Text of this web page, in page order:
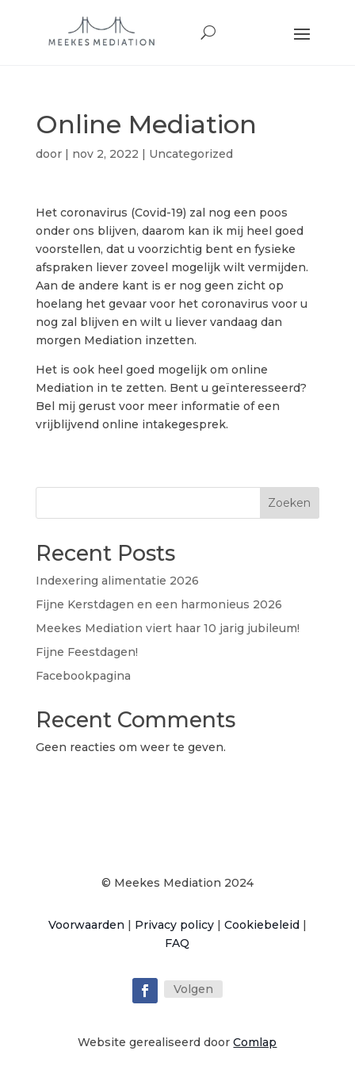
Online Mediation
door nov 2, 2022 Uncategorized
Het coronavirus (Covid-19) zal nog een poos
onder ons blijven, daarom kan ik mij heel goed
voorstellen, dat u voorzichtig bent en fysieke
afspraken liever zoveel mogelijk wilt vermijden.
Aan de andere kant is er nog geen zicht op
hoelang het gevaar voor het coronavirus voor u
nog zal blijven en wilt u liever vandaag dan
morgen Mediation inzetten.
Het is ook heel goed mogelijk om online
Mediation in te zetten. Bent u geïnteresseerd?
Bel mij gerust voor meer informatie of een
vrijblijvend online intakegesprek.
Zoeken
Recent Posts
Indexering alimentatie 2026
Fijne Kerstdagen en een harmonieus 2026
Meekes Mediation viert haar 10 jarig jubileum!
Fijne Feestdagen!
Facebookpagina
Recent Comments
Geen reacties om weer te geven.
© Meekes Mediation 2024
Voorwaarden Privacy policy| Cookiebeleid
FAQ
Volgen
Website gerealiseerd doorComlap